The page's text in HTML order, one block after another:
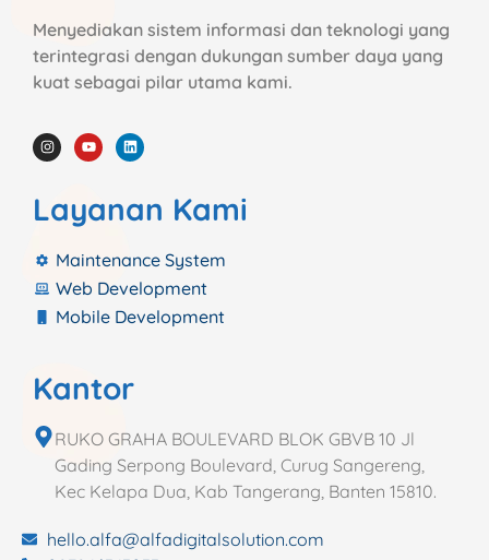
Menyediakan sistem informasi dan teknologi yang
terintegrasi dengan dukungan sumber daya yang
kuat sebagai pilar utama kami.
Layanan Kami
Maintenance System
Web Development
Mobile Development
Kantor
RUKO GRAHA BOULEVARD BLOK GBVB 10 Jl
Gading Serpong Boulevard, Curug Sangereng,
Kec Kelapa Dua, Kab Tangerang, Banten 15810.
hello.alfa@alfadigitalsolution.com